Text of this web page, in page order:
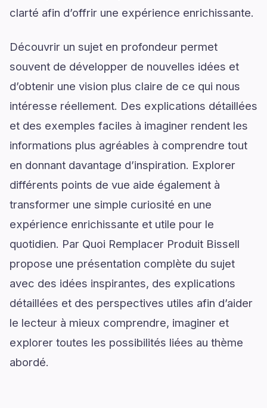
clarté afin d’offrir une expérience enrichissante.
Découvrir un sujet en profondeur permet
souvent de développer de nouvelles idées et
d’obtenir une vision plus claire de ce qui nous
intéresse réellement. Des explications détaillées
et des exemples faciles à imaginer rendent les
informations plus agréables à comprendre tout
en donnant davantage d’inspiration. Explorer
différents points de vue aide également à
transformer une simple curiosité en une
expérience enrichissante et utile pour le
quotidien. Par Quoi Remplacer Produit Bissell
propose une présentation complète du sujet
avec des idées inspirantes, des explications
détaillées et des perspectives utiles afin d’aider
le lecteur à mieux comprendre, imaginer et
explorer toutes les possibilités liées au thème
abordé.